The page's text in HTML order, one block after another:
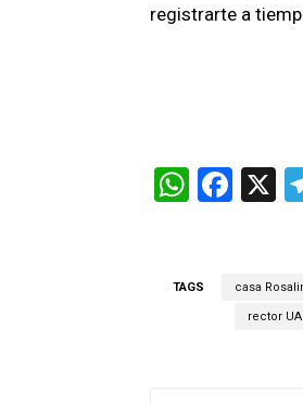
registrarte a
W
s
F
b
o
X
TAGS casa
rector